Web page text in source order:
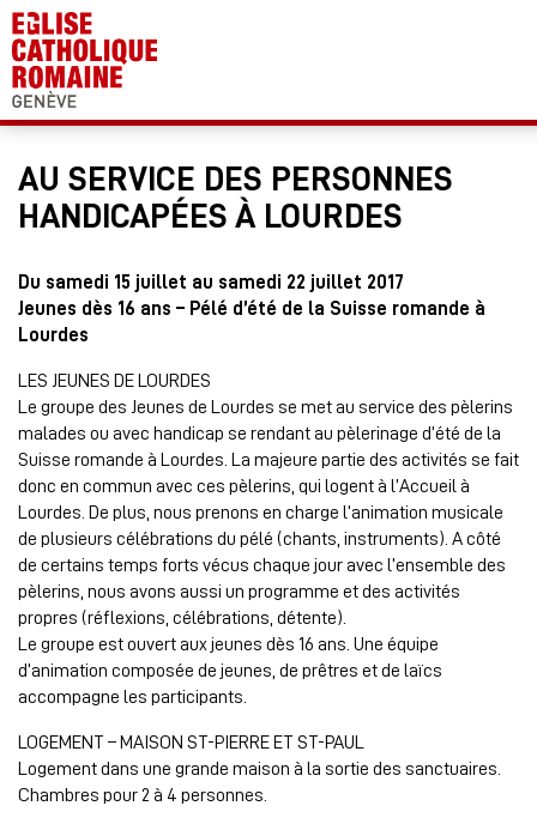
AU SERVICE DES PERSONNES
HANDICAPÉES À LOURDES
Du samedi 15 juillet au samedi 22 juillet 2017
Jeunes dès 16 ans – Pélé d’été de la Suisse romande à
Lourdes
LES JEUNES DE LOURDES
Le groupe des Jeunes de Lourdes se met au service des pèlerins
malades ou avec handicap se rendant au pèlerinage d’été de la
Suisse romande à Lourdes. La majeure partie des activités se fait
donc en commun avec ces pèlerins, qui logent à l’Accueil à
Lourdes. De plus, nous prenons en charge l’animation musicale
de plusieurs célébrations du pélé (chants, instruments). A côté
de certains temps forts vécus chaque jour avec l’ensemble des
pèlerins, nous avons aussi un programme et des activités
propres (réflexions, célébrations, détente).
Le groupe est ouvert aux jeunes dès 16 ans. Une équipe
d’animation composée de jeunes, de prêtres et de laïcs
accompagne les participants.
LOGEMENT – MAISON ST-PIERRE ET ST-PAUL
Logement dans une grande maison à la sortie des sanctuaires.
Chambres pour 2 à 4 personnes.